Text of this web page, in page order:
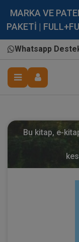
MARKA VE
PAKETİ |
Whatsapp
Bu kitap, e-